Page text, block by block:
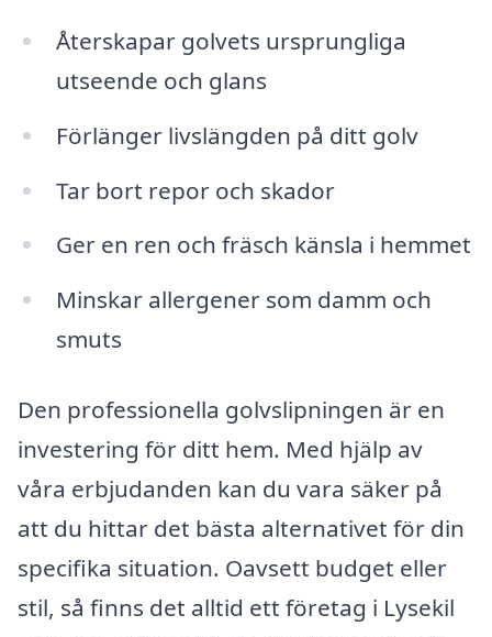
Återskapar golvets ursprungliga
utseende och glans
Förlänger livslängden på ditt golv
Tar bort repor och skador
Ger en ren och fräsch känsla i hemmet
Minskar allergener som damm och
smuts
Den professionella golvslipningen är en
investering för ditt hem. Med hjälp av
våra erbjudanden kan du vara säker på
att du hittar det bästa alternativet för din
specifika situation. Oavsett budget eller
stil, så finns det alltid ett företag i Lysekil